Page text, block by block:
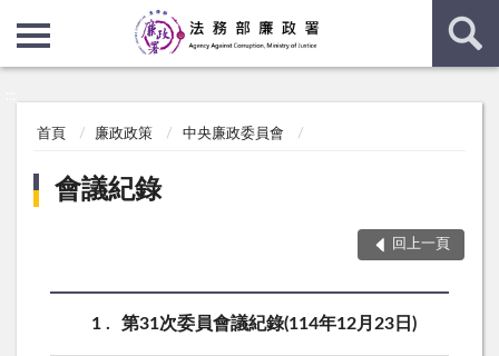
首頁 廉政政策 中央廉政委員會
會議紀錄
回上一頁
1 第31次委員會議紀錄(114年12月23日)